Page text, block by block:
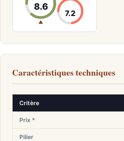
8.6
▲
7.2
Caractéristiques techniques
Critère
Prix *
Pilier